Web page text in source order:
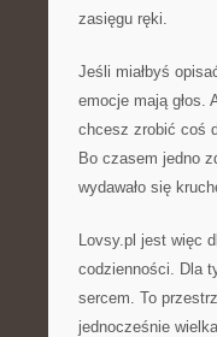
zasięgu ręki.
Jeśli miałbyś
emocje mają głos.
chcesz zrobić coś
Bo czasem jedno
wydawało się
Lovsy.pl jest więc
codzienności. Dla
sercem. To
jednocześnie